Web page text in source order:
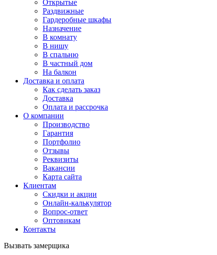
Открытые
Раздвижные
Гардеробные шкафы
Назначение
В комнату
В нишу
В спальню
В частный дом
На балкон
Доставка и оплата
Как сделать заказ
Доставка
Оплата и рассрочка
О компании
Производство
Гарантия
Портфолио
Отзывы
Реквизиты
Вакансии
Карта сайта
Клиентам
Скидки и акции
Онлайн-калькулятор
Вопрос-ответ
Оптовикам
Контакты
Вызвать замерщика